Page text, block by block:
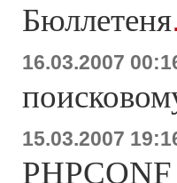
Бюллетеня
16.03.2007
15.03.2007